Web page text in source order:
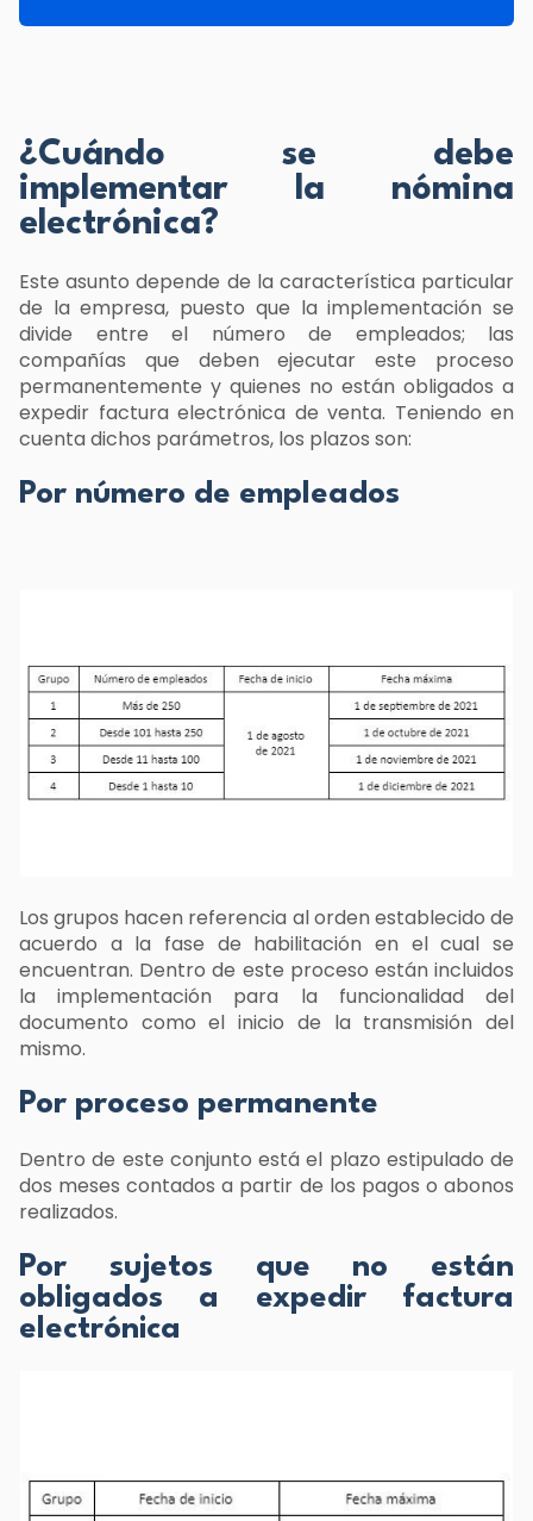
¿Cuándo se debe
implementar la nómina
electrónica?
Este asunto depende de la característica particular
de la empresa, puesto que la implementación se
divide entre el número de empleados; las
compañías que deben ejecutar este proceso
permanentemente y quienes no están obligados a
expedir factura electrónica de venta. Teniendo en
cuenta dichos parámetros, los plazos son:
Por número de empleados
Los grupos hacen referencia al orden establecido de
acuerdo a la fase de habilitación en el cual se
encuentran. Dentro de este proceso están incluidos
la implementación para la funcionalidad del
documento como el inicio de la transmisión del
mismo.
Por proceso permanente
Dentro de este conjunto está el plazo estipulado de
dos meses contados a partir de los pagos o abonos
realizados.
Por sujetos que no están
obligados a expedir factura
electrónica